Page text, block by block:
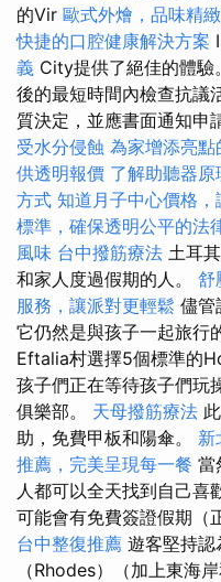
的Vir 歐式外燴，品味精
快捷的口腔健康解決方案
義 City提供了絕佳的體驗
後的最短時間內檢查抗議
質決定，並應書面通知申
受水分侵蝕 為家增添亮點
供透明報價 了解助聽器
方式 知道月子中心價格
標準，確保透明公平的法
風味 台中撥筋療法 土耳
和家人度過假期的人。 舒
服務，讓派對更輕鬆 儘管
它仍然是與孩子一起旅行
Eftalia村選擇5個標準的
孩子們正在等待孩子們玩
俱樂部。 天母撥筋療法
助，免費甲板和陽傘。 新
推薦，完美呈現每一餐 當
人都可以全天找到自己
可能會有免費簽證假期（
台中整復推薦 遊客堅持認
（Rhodes）（加上東海